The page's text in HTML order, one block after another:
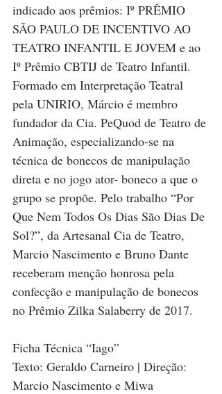
indicado aos prêmios: Iº PRÊMIO
SÃO PAULO DE INCENTIVO AO
TEATRO INFANTIL E JOVEM e ao
Iº Prêmio CBTIJ de Teatro Infantil.
Formado em Interpretação Teatral
pela UNIRIO, Márcio é membro
fundador da Cia. PeQuod de Teatro de
Animação, especializando-se na
técnica de bonecos de manipulação
direta e no jogo ator- boneco a que o
grupo se propõe. Pelo trabalho “Por
Que Nem Todos Os Dias São Dias De
Sol?”, da Artesanal Cia de Teatro,
Marcio Nascimento e Bruno Dante
receberam menção honrosa pela
confecção e manipulação de bonecos
no Prêmio Zilka Salaberry de 2017.
Ficha Técnica “Iago”
Texto: Geraldo Carneiro | Direção:
Marcio Nascimento e Miwa